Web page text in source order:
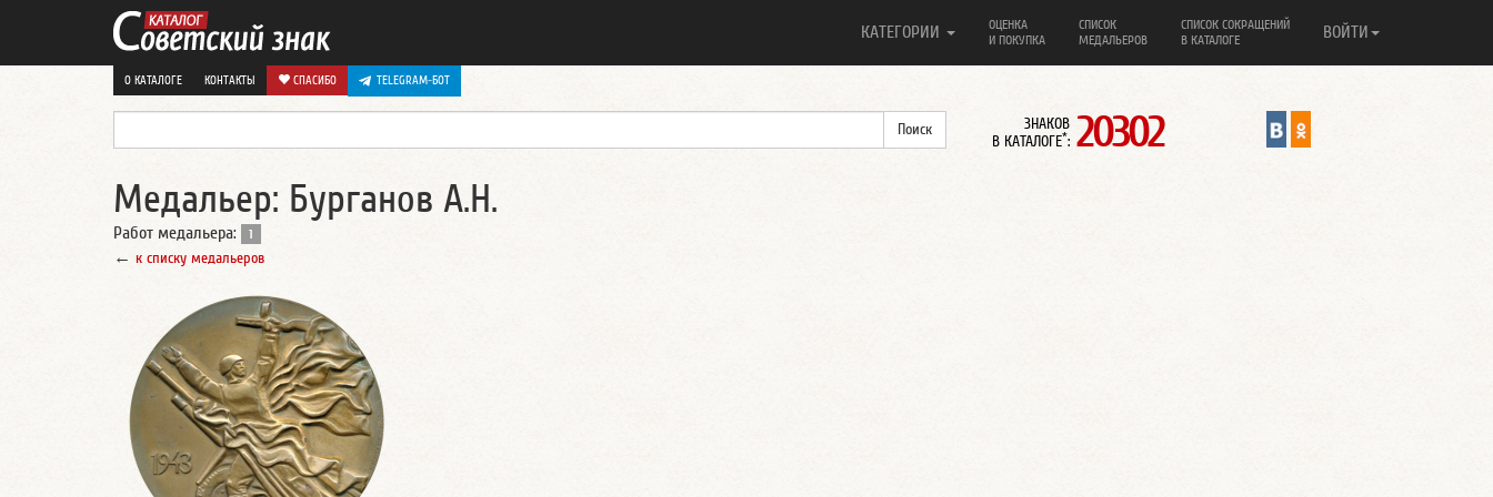
КАТЕГОРИИ
ОЦЕНКА
И ПОКУПКА
СПИСОК
МЕДАЛЬЕРОВ
СПИСОК СОКРАЩЕНИЙ
В КАТАЛОГЕ
ВОЙТИ
О КАТАЛОГЕ КОНТАКТЫ СПАСИБО TELEGRAM-БОТ
ЗНАКОВ
В КАТАЛОГЕ*: 20302
Медальер: Бурганов А.Н.
Работ медальера: 1
← к списку медальеров